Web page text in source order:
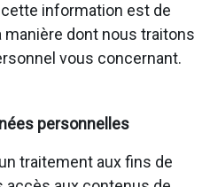
information est de
dont nous traitons
vous concernant.
personnelles
traitement aux fins de